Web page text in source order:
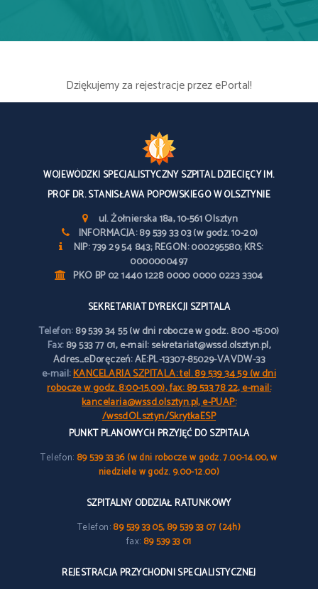
Dziękujemy za rejestracje przez ePortal!
WOJEWÓDZKI SPECJALISTYCZNY SZPITAL DZIECIĘCY IM.
PROF DR. STANISŁAWA POPOWSKIEGO W OLSZTYNIE
ul. Żołnierska 18a, 10-561 Olsztyn
INFORMACJA: 89 539 33 03 (w godz. 10-20)
NIP: 739 29 54 843; REGON: 000295580; KRS:
0000000497
PKO BP 02 1440 1228 0000 0000 0223 3304
SEKRETARIAT DYREKCJI SZPITALA
Telefon:89 539 34 55 (w dni robocze w godz. 8:00 -15:00)
Fax:89 533 77 01, e-mail: sekretariat@wssd.olsztyn.pl,
Adres_eDoręczeń: AE:PL-13307-85029-VAVDW-33
e-mail:KANCELARIA SZPITALA: tel. 89 539 34 59 (w dni
robocze w godz. 8:00-15.00), fax: 89 533 78 22, e-mail:
kancelaria@wssd.olsztyn.pl, e-PUAP:
/wssdOLsztyn/SkrytkaESP
PUNKT PLANOWYCH PRZYJĘĆ DO SZPITALA
Telefon: 89 539 33 36 (w dni robocze w godz. 7.00-14.00, w
niedziele w godz. 9.00-12.00)
SZPITALNY ODDZIAŁ RATUNKOWY
Telefon:89 539 33 05, 89 539 33 07 (24h)
fax: 89 539 33 01
REJESTRACJA PRZYCHODNI SPECJALISTYCZNEJ